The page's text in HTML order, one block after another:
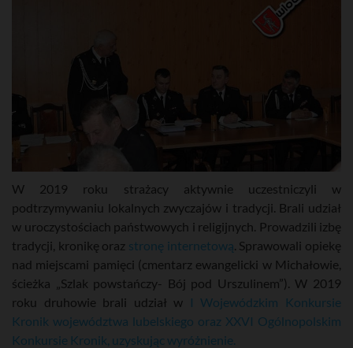
W 2019 roku strażacy aktywnie uczestniczyli w
podtrzymywaniu lokalnych zwyczajów i tradycji. Brali udział
w uroczystościach państwowych i religijnych. Prowadzili izbę
tradycji, kronikę oraz stronę internetową. Sprawowali opiekę
nad miejscami pamięci (cmentarz ewangelicki w Michałowie,
ścieżka „Szlak powstańczy- Bój pod Urszulinem”). W 2019
roku druhowie brali udział w I Wojewódzkim Konkursie
Kronik województwa lubelskiego oraz XXVI Ogólnopolskim
Konkursie Kronik, uzyskując wyróżnienie.